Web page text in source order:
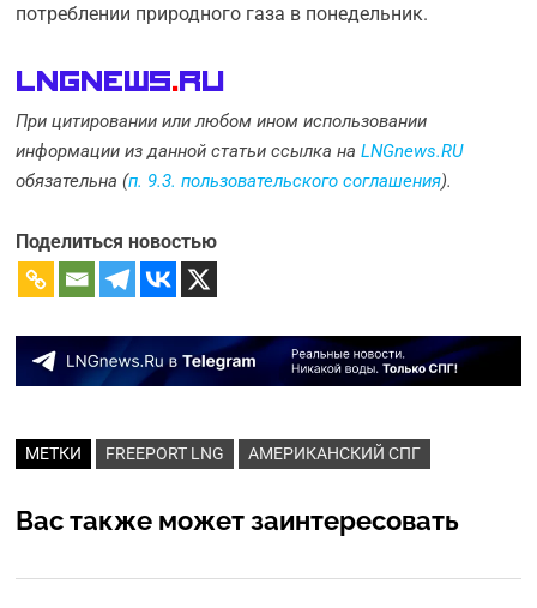
потреблении природного газа в понедельник.
LNGnews. Ru
При цитировании или любом ином использовании
информации из данной статьи ссылка наLNGnews.RU
обязательна (п. 9.3. пользовательского соглашения).
Поделиться новостью
МЕТКИ FREEPORT LNG АМЕРИКАНСКИЙ СПГ
Вас также может заинтересовать